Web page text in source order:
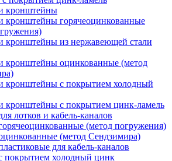
кронштейны
кронштейны горячеоцинкованные
кронштейны из нержавеющей стали
кронштейны оцинкованные (метод
кронштейны с покрытием холодный
кронштейны с покрытием цинк-ламель
лотков и кабель-каналов
(метод погружения)
(метод Сендзимира)
для кабель-каналов
холодный цинк